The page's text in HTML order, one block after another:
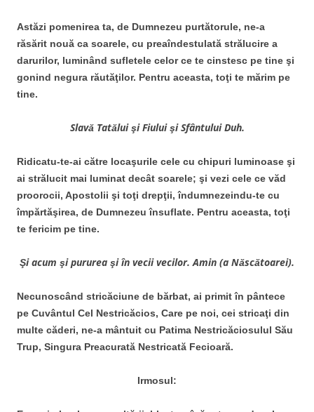
Astăzi pomenirea ta, de Dumnezeu purtătorule, ne-a
răsărit nouă ca soarele, cu preaîndestulată strălucire a
darurilor, luminând sufletele celor ce te cinstesc pe tine şi
gonind negura răutăţilor. Pentru aceasta, toţi te mărim pe
tine.
Slavă Tatălui şi Fiului şi Sfântului Duh.
Ridicatu-te-ai către locaşurile cele cu chipuri luminoase şi
ai strălucit mai luminat decât soarele; şi vezi cele ce văd
proorocii, Apostolii şi toţi drepţii, îndumnezeindu-te cu
împărtăşirea, de Dumnezeu însuflate. Pentru aceasta, toţi
te fericim pe tine.
Şi acum şi pururea şi în vecii vecilor. Amin (a Născătoarei).
Necunoscând stricăciune de bărbat, ai primit în pântece
pe Cuvântul Cel Nestricăcios, Care pe noi, cei stricaţi din
multe căderi, ne-a mântuit cu Patima Nestricăciosulul Său
Trup, Singura Preacurată Nestricată Fecioară.
Irmosul: